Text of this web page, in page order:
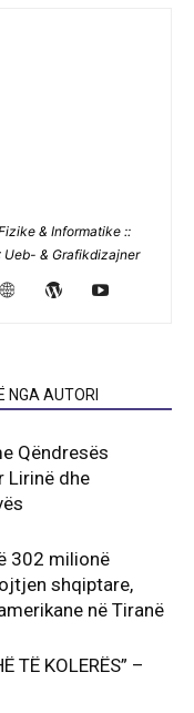
& Informatike ::
Ueb- & Grafikdizajner
NGA AUTORI
Qëndresës
Lirinë dhe
302 milionë
shqiptare,
në Tiranë
TË KOLERËS” –